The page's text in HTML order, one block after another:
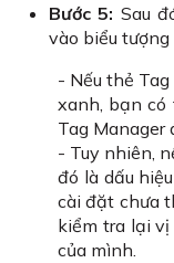
Bước 5: Sau
vào biểu
- Nếu thẻ
xanh, bạn có
Tag Manager
- Tuy nhiên,
đó là dấu
cài đặt chưa
kiểm tra lại
của mình.